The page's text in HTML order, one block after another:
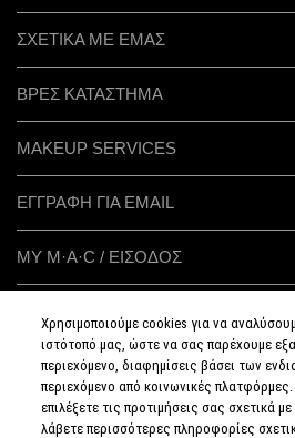
ΣΧΕΤΙΚΑ ΜΕ ΕΜΑΣ
ΒΡΕΣ ΚΑΤΑΣΤΗΜΑ
MAKEUP SERVICES
ΕΓΓΡΑΦΗ ΓΙΑ EMAIL
ΜΥ M·A·C / ΕΙΣΟΔΟΣ
ΣΥΝΔΕΘΕΙΤΕ
Χρησιμοποιούμε cookies για να
ιστότοπό μας, ώστε να σας παρέχουμε
περιεχόμενο, διαφημίσεις βάσει των
περιεχόμενο από κοινωνικές
επιλέξετε τις προτιμήσεις σας σχετικά
λάβετε περισσότερες πληροφορίες